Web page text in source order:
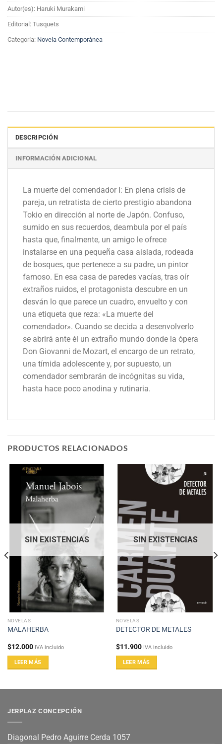
Autor(es): Haruki Murakami
Editorial: Tusquets
Categoría: Novela Contemporánea
DESCRIPCIÓN
INFORMACIÓN ADICIONAL
La muerte del comendador I: En plena crisis de
pareja, un retratista de cierto prestigio abandona
Tokio en dirección al norte de Japón. Confuso,
sumido en sus recuerdos, deambula por el país
hasta que, finalmente, un amigo le ofrece
instalarse en una pequeña casa aislada, rodeada
de bosques, que pertenece a su padre, un pintor
famoso. En esa casa de paredes vacías, tras oír
extraños ruidos, el protagonista descubre en un
desván lo que parece un cuadro, envuelto y con
una etiqueta que reza: «La muerte del
comendador». Cuando se decida a desenvolverlo
se abrirá ante él un extraño mundo donde la ópera
Don Giovanni de Mozart, el encargo de un retrato,
una tímida adolescente y, por supuesto, un
comendador sembrarán de incógnitas su vida,
hasta hace poco anodina y rutinaria.
PRODUCTOS RELACIONADOS
SIN EXISTENCIAS
NOVELAS
MALAHERBA
$12.000 IVA incluido
LEER MÁS
SIN EXISTENCIAS
NOVELAS
DETECTOR DE METALES
$11.900 IVA incluido
LEER MÁS
JERPLAZ CONCEPCIÓN
Diagonal Pedro Aguirre Cerda 1057